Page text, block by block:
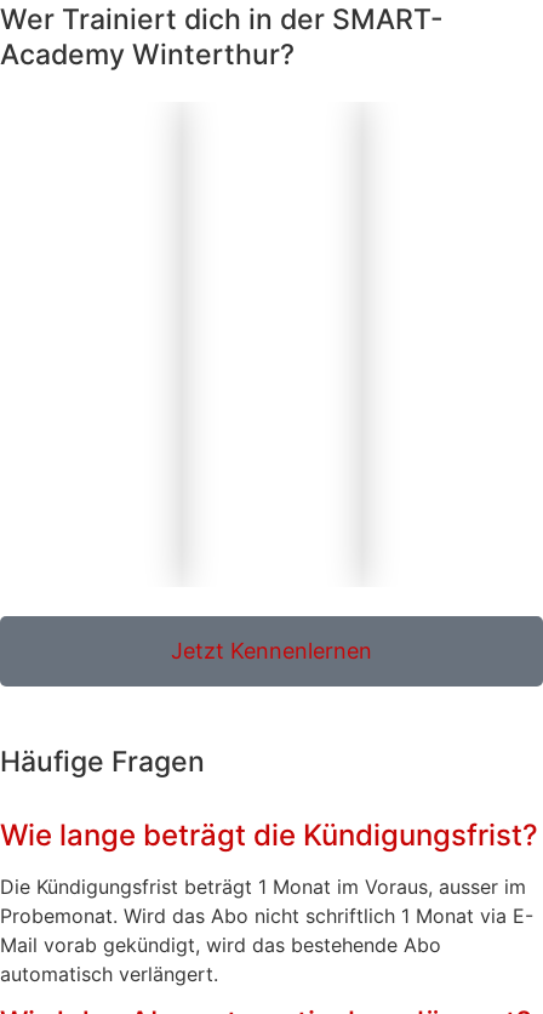
Wer Trainiert dich in der SMART-
Academy Winterthur?
Jetzt Kennenlernen
Häufige Fragen
Wie lange beträgt die Kündigungsfrist?
Die Kündigungsfrist beträgt 1 Monat im Voraus, ausser im
Probemonat. Wird das Abo nicht schriftlich 1 Monat via E-
Mail vorab gekündigt, wird das bestehende Abo
automatisch verlängert.